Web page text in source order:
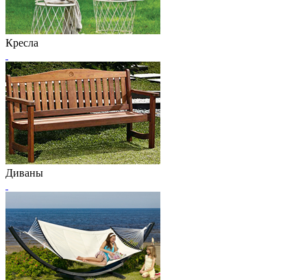
Кресла
Диваны